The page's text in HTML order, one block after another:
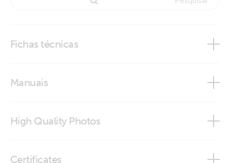
Fichas técnicas
BlueSolar Polycrystalline Panels
Manuais
High Quality Photos
Certificates